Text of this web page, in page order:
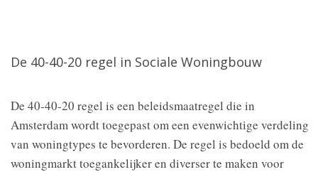
De 40-40-20 regel in Sociale Woningbouw
De 40-40-20 regel is een beleidsmaatregel die in
Amsterdam wordt toegepast om een evenwichtige verdeling
van woningtypes te bevorderen. De regel is bedoeld om de
woningmarkt toegankelijker en diverser te maken voor